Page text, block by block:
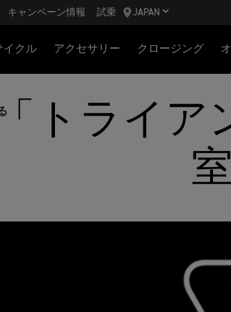
キャンペーン情報 試乗 JAPAN
イクル アクセサリー クロージング
トライア